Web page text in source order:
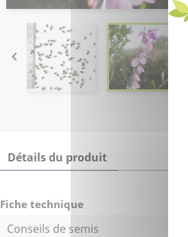

Détails du produit
Fiche technique
Conseils de semis